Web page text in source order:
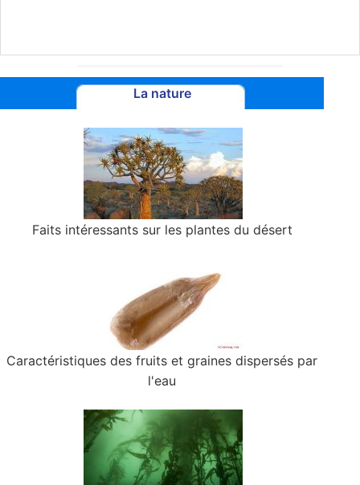
La nature
Faits intéressants sur les plantes du désert
Caractéristiques des fruits et graines dispersés par
l'eau